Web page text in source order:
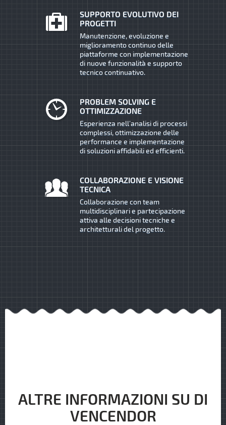
SUPPORTO EVOLUTIVO DEI
PROGETTI
Manutenzione, evoluzione e
miglioramento continuo delle
piattaforme con implementazione
di nuove funzionalità e supporto
tecnico continuativo.
PROBLEM SOLVING E
OTTIMIZZAZIONE
Esperienza nell’analisi di processi
complessi, ottimizzazione delle
performance e implementazione
di soluzioni affidabili ed efficienti.
COLLABORAZIONE E VISIONE
TECNICA
Collaborazione con team
multidisciplinari e partecipazione
attiva alle decisioni tecniche e
architetturali del progetto.
ALTRE INFORMAZIONI SU DI
VENCENDOR